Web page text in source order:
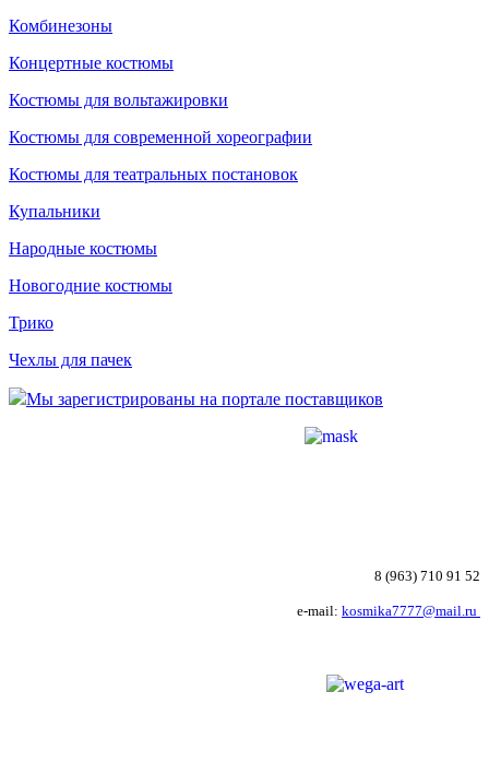
Комбинезоны
Концертные костюмы
Костюмы для вольтажировки
Костюмы для современной хореографии
Костюмы для театральных постановок
Купальники
Народные костюмы
Новогодние костюмы
Трико
Чехлы для пачек
Мы зарегистрированы на портале поставщиков
8 (963) 710 91 52
e-mail: kosmika7777@mail.ru